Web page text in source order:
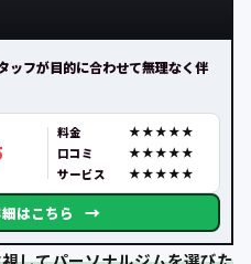
ッフが目的に合わせて無理なく伴
料金
口コミ
サービス
はこちら →